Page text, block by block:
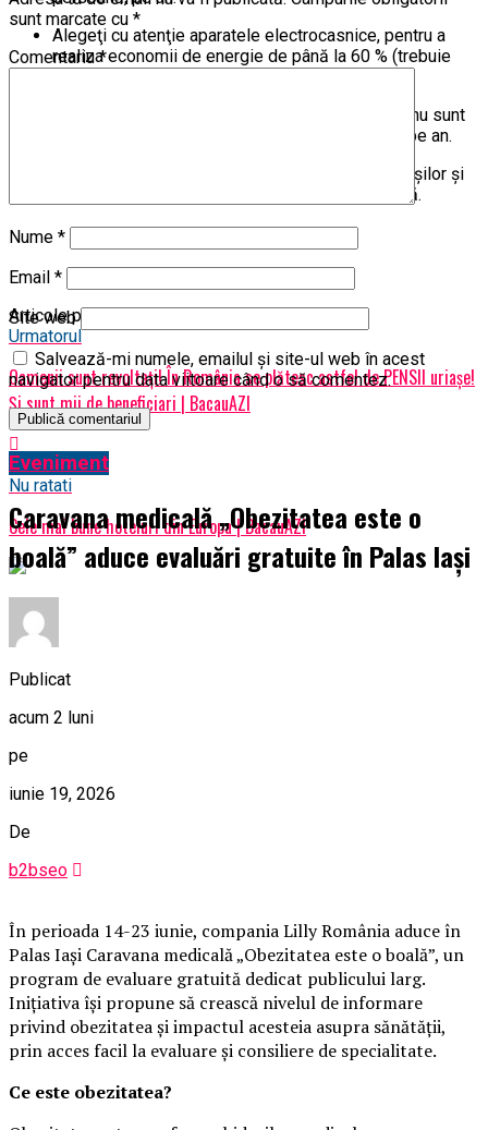
Alegeţi cu atenţie aparatele electrocasnice, pentru a
realiza economii de energie de până la 60 % (trebuie
Scoateţi din priză electrocasnicele atunci când nu sunt
în uz pentru a economisi aproximativ 180 RON pe an.
Înlocuiţi garniturile de etanşare deteriorate ale uşilor şi
ferestrelor pentru a reduce pierderile de căldură.
Articole pe aceiasi tema:
Urmatorul
Oamenii sunt revoltați! În România se plătesc astfel de PENSII uriașe!
Și sunt mii de beneficiari | BacauAZI
Nu ratati
Cele mai bune hoteluri din Europa | BacauAZI
sunt marcate cu *
Comentariu*
Nume *
Email *
Site web
Salvează-mi numele, emailul și site-ul web în acest
navigator pentru data viitoare când o să comentez.
Eveniment
Caravana medicală „Obezitatea este o
boală” aduce evaluări gratuite în Palas Iași
Publicat
acum 2 luni
pe
iunie 19, 2026
De
b2bseo
În perioada 14-23 iunie, compania Lilly România aduce în
Palas Iași Caravana medicală „Obezitatea este o boală”, un
program de evaluare gratuită dedicat publicului larg.
Inițiativa își propune să crească nivelul de informare
privind obezitatea și impactul acesteia asupra sănătății,
prin acces facil la evaluare și consiliere de specialitate.
Ce este obezitatea?